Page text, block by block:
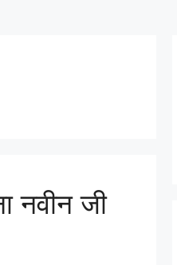
नवीन जी